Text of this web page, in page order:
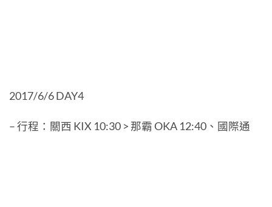
2017/6/6 DAY4
– 行程：關西 KIX 10:30 > 那霸 OKA 12:40、國際通